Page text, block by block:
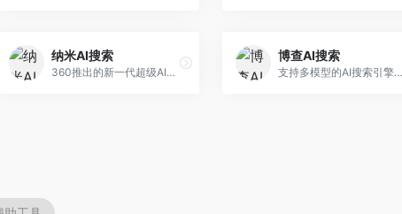
纳米AI搜索
360推出的新一代超级AI搜索，深度整合360搜索资源。面向普通用户，提供智能问答、多模态搜索、内容生成等服务，安全可靠。
博查AI搜索
支持多模型的AI搜索引擎，整合多种大模型能力。面向AI爱好者，提供多模型搜索、答案对比、深度分析等服务，模型选择灵活。